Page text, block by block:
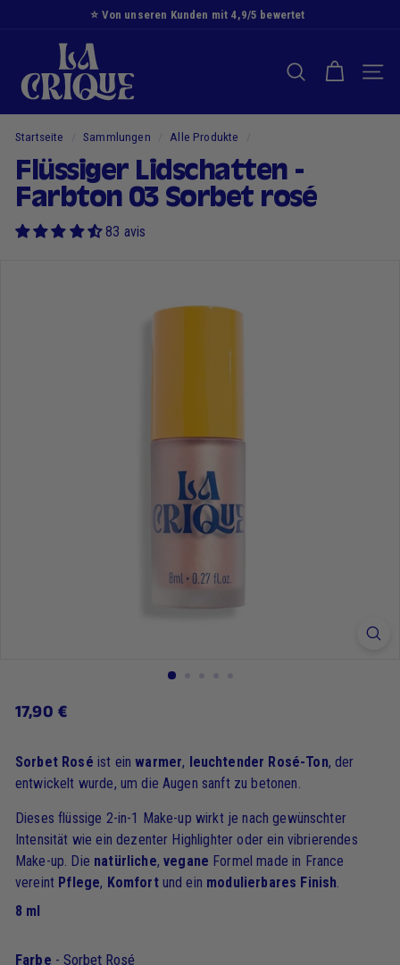
⭐️ Von unseren Kunden mit 4,9/5 bewertet
e
B
u
c
h
t
SUCHE NACH
Startseite Sammlungen Alle Produkte
Flüssiger Lidschatten -
Farbton 03 Sorbet rosé
83 avis
Regulärer
17,90 €17,90
Sorbet Rosé ist einwarmer, leuchtender Rosé-Ton, der
entwickelt wurde, um die Augen sanft zu betonen.
Dieses flüssige 2-in-1 Make-up wirkt je nach gewünschter
Intensität wie ein dezenter Highlighter oder ein vibrierendes
Make-up. Die natürliche,vegane Formel made in France
vereint Pflege, Komfort und ein modulierbares Finish.
8 ml
Farbe - Sorbet Rosé